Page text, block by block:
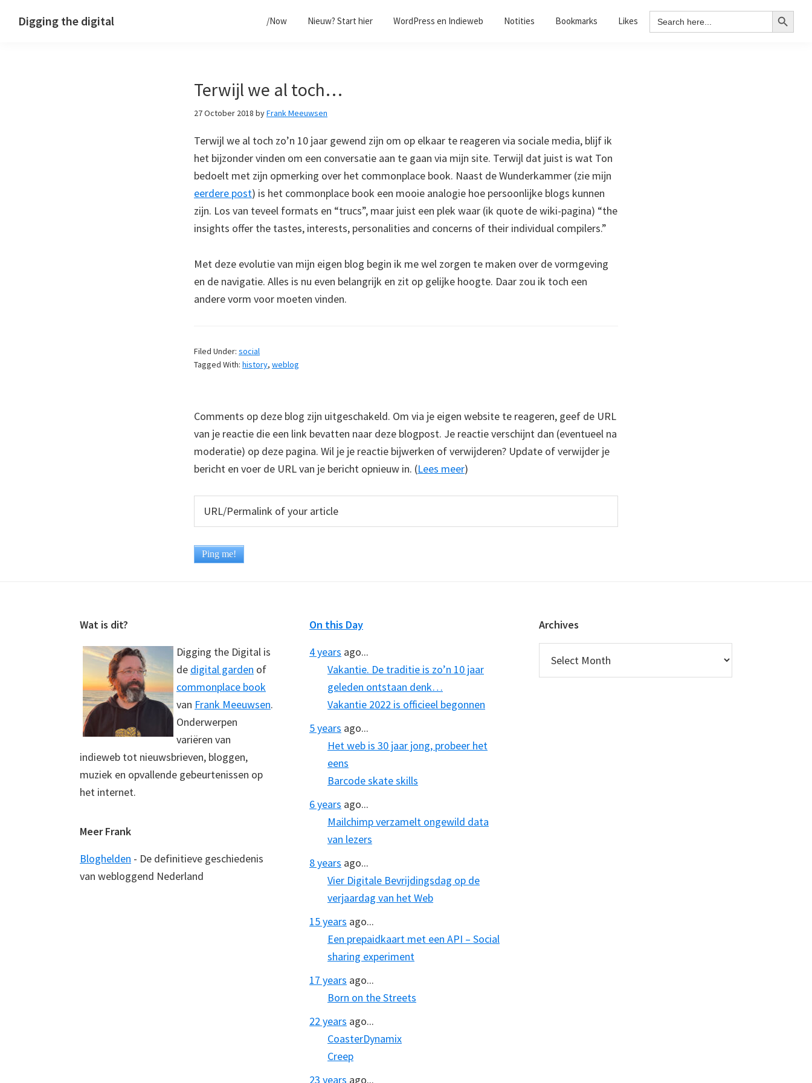
Digging the digital /Now Nieuw? Start hier WordPress en Indieweb Notities Bookmarks Likes Search
for:
Search Button
Terwijl we al toch…
27 October 2018 byFrank Meeuwsen
Terwijl we al toch zo’n 10 jaar gewend zijn om op elkaar te reageren via sociale media, blijf ik
het bijzonder vinden om een conversatie aan te gaan via mijn site. Terwijl dat juist is wat Ton
bedoelt met zijn opmerking over het commonplace book. Naast de Wunderkammer (zie mijn
eerdere post) is het commonplace book een mooie analogie hoe persoonlijke blogs kunnen
zijn. Los van teveel formats en “trucs”, maar juist een plek waar (ik quote de wiki-pagina) “the
insights offer the tastes, interests, personalities and concerns of their individual compilers.”
Met deze evolutie van mijn eigen blog begin ik me wel zorgen te maken over de vormgeving
en de navigatie. Alles is nu even belangrijk en zit op gelijke hoogte. Daar zou ik toch een
andere vorm voor moeten vinden.
Filed Under: social
Tagged With: history, weblog
Comments op deze blog zijn uitgeschakeld. Om via je eigen website te reageren, geef de URL
van je reactie die een link bevatten naar deze blogpost. Je reactie verschijnt dan (eventueel na
moderatie) op deze pagina. Wil je je reactie bijwerken of verwijderen? Update of verwijder je
bericht en voer de URL van je bericht opnieuw in. (Lees meer)
Wat is dit?
Digging the Digital is
de digital garden of
commonplace book
van Frank Meeuwsen.
Onderwerpen
variëren van
indieweb tot nieuwsbrieven, bloggen,
muziek en opvallende gebeurtenissen op
het internet.
Meer Frank
Bloghelden - De definitieve geschiedenis
van webloggend Nederland
On this Day
4 years ago...
Vakantie. De traditie is zo’n 10 jaar
geleden ontstaan denk…
Vakantie 2022 is officieel begonnen
5 years ago...
Het web is 30 jaar jong, probeer het
eens
Barcode skate skills
6 years ago...
Mailchimp verzamelt ongewild data
van lezers
8 years ago...
Vier Digitale Bevrijdingsdag op de
verjaardag van het Web
15 years ago...
Een prepaidkaart met een API – Social
sharing experiment
17 years ago...
Born on the Streets
22 years ago...
CoasterDynamix
Creep
23 years ago...
Archives